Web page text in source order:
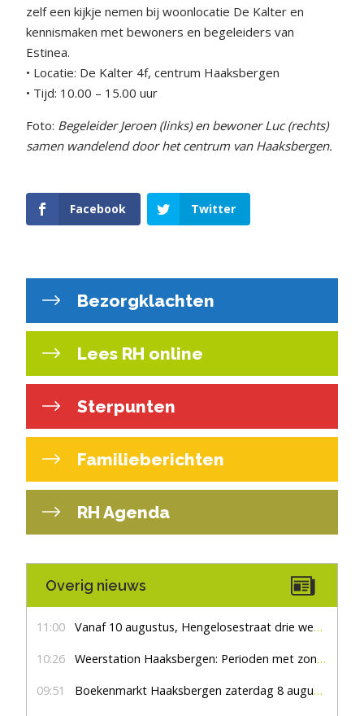
zelf een kijkje nemen bij woonlocatie De Kalter en
kennismaken met bewoners en begeleiders van
Estinea.
• Locatie: De Kalter 4f, centrum Haaksbergen
• Tijd: 10.00 – 15.00 uur
Foto: Begeleider Jeroen (links) en bewoner Luc (rechts)
samen wandelend door het centrum van Haaksbergen.
Facebook Twitter
Bezorgklachten
Lees RH online
Sterpunten
Familieberichten
RH Agenda
Overig nieuws
11:00 Vanaf 10 augustus, Hengelosestraat drie weken dicht voor doorgaand verkeer
10:26 Weerstation Haaksbergen: Perioden met zon en droog
09:51 Boekenmarkt Haaksbergen zaterdag 8 augustus, marktplein Haaksbergen